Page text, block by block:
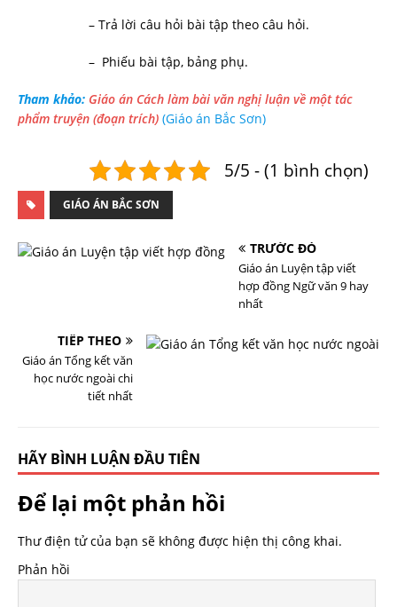
– Trả lời câu hỏi bài tập theo câu hỏi.
– Phiếu bài tập, bảng phụ.
Tham khảo: Giáo án Cách làm bài văn nghị luận về một tác
phẩm truyện (đoạn trích) (Giáo án Bắc Sơn)
5/5 - (1 bình chọn)
GIÁO ÁN BẮC SƠN
TRƯỚC ĐÓ
Giáo án Luyện tập viết
hợp đồng Ngữ văn 9 hay
nhất
TIẾP THEO
Giáo án Tổng kết văn
học nước ngoài chi
tiết nhất
HÃY BÌNH LUẬN ĐẦU TIÊN
Để lại một phản hồi
Thư điện tử của bạn sẽ không được hiện thị công khai.
Phản hồi